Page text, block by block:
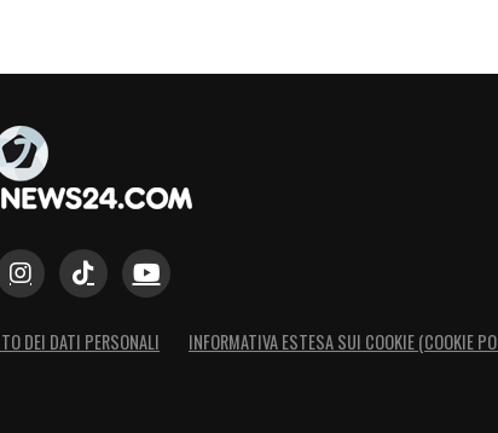
DEI DATI PERSONALI INFORMATIVA ESTESA SUI COOKIE (COOKIE